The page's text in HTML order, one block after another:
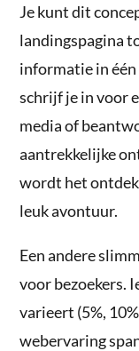
Je kunt dit
landingspagina
informatie in één
schrijf je in voor
media of
aantrekkelijke
wordt het
leuk avontuur.
Een andere
voor bezoekers.
varieert (5%,
webervaring